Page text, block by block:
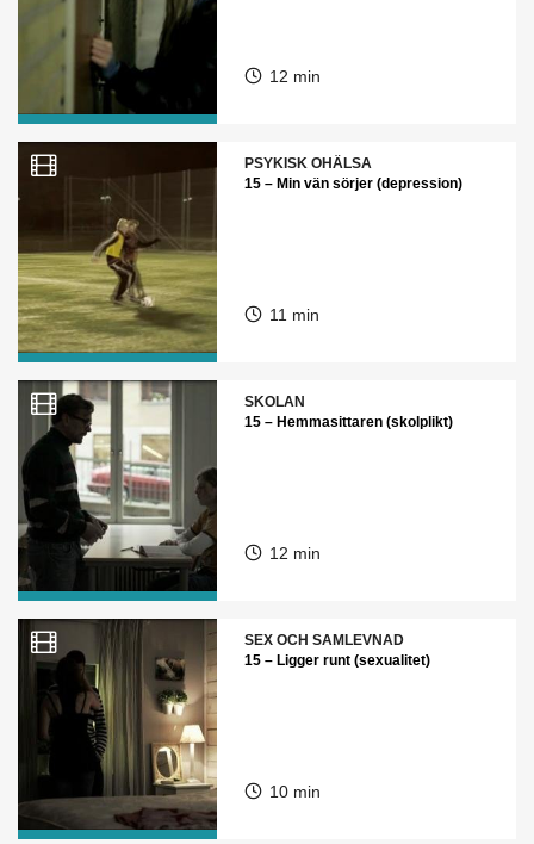
12 min
PSYKISK OHÄLSA
15 – Min vän sörjer (depression)
11 min
SKOLAN
15 – Hemmasittaren (skolplikt)
12 min
SEX OCH SAMLEVNAD
15 – Ligger runt (sexualitet)
10 min